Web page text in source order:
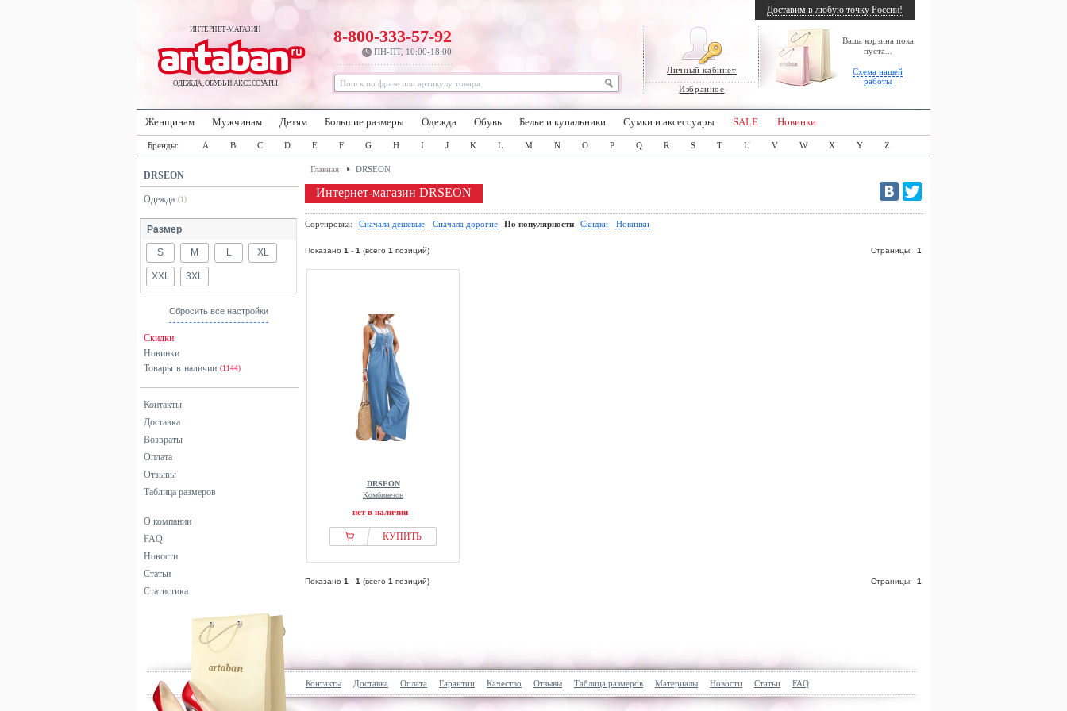
ИНТЕРНЕТ-МАГАЗИН
ОДЕЖДА, ОБУВЬ И АКСЕССУАРЫ
Личный кабинет
Избранное
Ваша корзина пока
пуста...
Схема нашей
работы
8-800-333-57-92
ПН-ПТ, 10:00-18:00
Доставим в любую точку России!
Женщинам Мужчинам Детям Большие размеры Одежда Обувь Белье и купальники Сумки и аксессуары SALE Новинки
Бренды: A B C D E F G H I J K L M N O P Q R S T U V W X Y Z
DRSEON
Одежда (1)
Размер
S M L XL
XXL 3XL
Сбросить все настройки
Скидки
Новинки
Товары в наличии (1144)
Контакты
Доставка
Возвраты
Оплата
Отзывы
Таблица размеров
О компании
FAQ
Новости
Статьи
Статистика
Главная DRSEON
Интернет-магазин DRSEON
Сортировка: Сначала дешевые Сначала дорогие По популярности Скидки Новинки
Показано 1 - 1 (всего 1 позиций) Страницы: 1
DRSEON
Комбинезон
нет в наличии
КУПИТЬ
Показано 1 - 1 (всего 1 позиций) Страницы: 1
Контакты Доставка Оплата Гарантии Качество Отзывы Таблица размеров Материалы Новости Статьи FAQ